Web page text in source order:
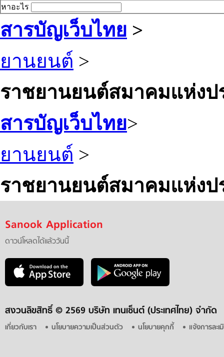
หาอะไร
สารบัญเว็บไทย >
ยานยนต์ >
ราชยานยนต์สมาคมแห่งป
สารบัญเว็บไทย>
ยานยนต์ >
ราชยานยนต์สมาคมแห่งป
Sanook Application
ดาวน์โหลดได้แล้ววันนี้
สงวนลิขสิทธิ์ © 2569 บริษัท เทนเซ็นต์ (ประเทศไทย) จำกัด
เกี่ยวกับเรา นโยบายความเป็นส่วนตัว นโยบายคุกกี้ แจ้งการละ